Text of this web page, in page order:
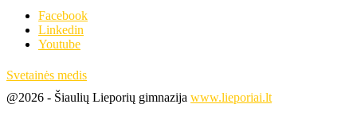
Facebook
Linkedin
Youtube
Svetainės medis
@2026 - Šiaulių Lieporių gimnazija www.lieporiai.lt